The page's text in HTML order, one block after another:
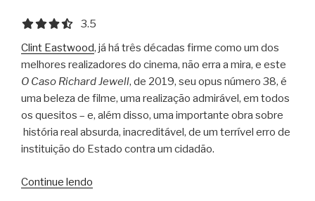
3.5 out of 5.0 stars
3.5
Clint Eastwood, já há três décadas firme como um dos
melhores realizadores do cinema, não erra a mira, e este
O Caso Richard Jewell, de 2019, seu opus número 38, é
uma beleza de filme, uma realização admirável, em todos
os quesitos – e, além disso, uma importante obra sobre
história real absurda, inacreditável, de um terrível erro de
instituição do Estado contra um cidadão.
Continue lendo